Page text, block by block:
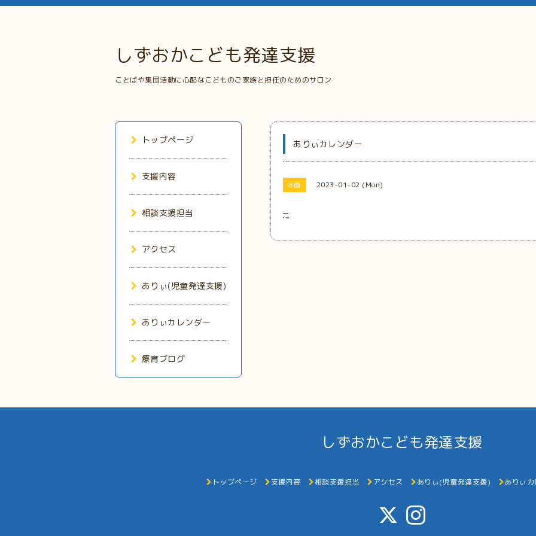
しずおかこども発達支援
ことばや集団活動に心配なこどものご家族と担任のためのサロン
ありぃカレンダー
休園 2023-01-02 (Mon)
トップページ
支援内容
相談支援担当
アクセス
ありぃ(児童発達支援)
ありぃカレンダー
療育ブログ
しずおかこども発達支援
トップページ 支援内容 相談支援担当 アクセス ありぃ(児童発達支援) ありぃ